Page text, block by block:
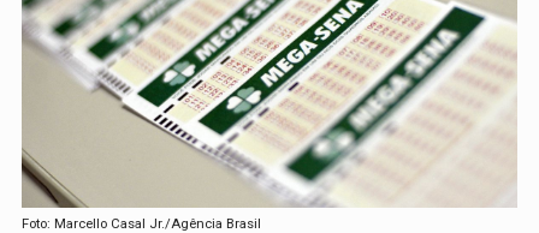
Foto: Marcello Casal Jr./Agência Brasil